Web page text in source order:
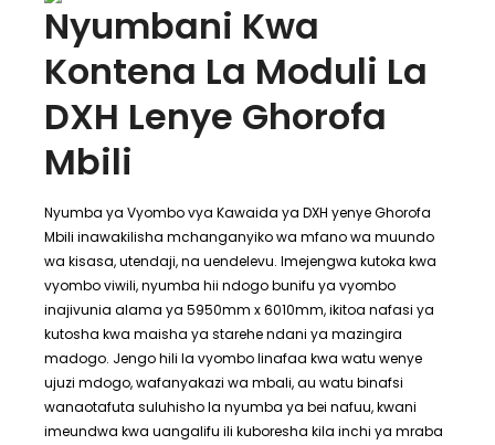
Nyumbani Kwa
Kontena La Moduli La
DXH Lenye Ghorofa
Mbili
Nyumba ya Vyombo vya Kawaida ya DXH yenye Ghorofa
Mbili inawakilisha mchanganyiko wa mfano wa muundo
wa kisasa, utendaji, na uendelevu. Imejengwa kutoka kwa
vyombo viwili, nyumba hii ndogo bunifu ya vyombo
inajivunia alama ya 5950mm x 6010mm, ikitoa nafasi ya
kutosha kwa maisha ya starehe ndani ya mazingira
madogo. Jengo hili la vyombo linafaa kwa watu wenye
ujuzi mdogo, wafanyakazi wa mbali, au watu binafsi
wanaotafuta suluhisho la nyumba ya bei nafuu, kwani
imeundwa kwa uangalifu ili kuboresha kila inchi ya mraba